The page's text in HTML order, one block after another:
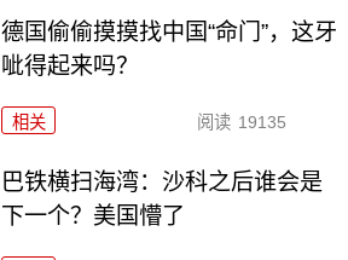
德国偷偷摸摸找中国“命门”，这牙
呲得起来吗？
相关 阅读 19135
巴铁横扫海湾：沙科之后谁会是
下一个？美国懵了